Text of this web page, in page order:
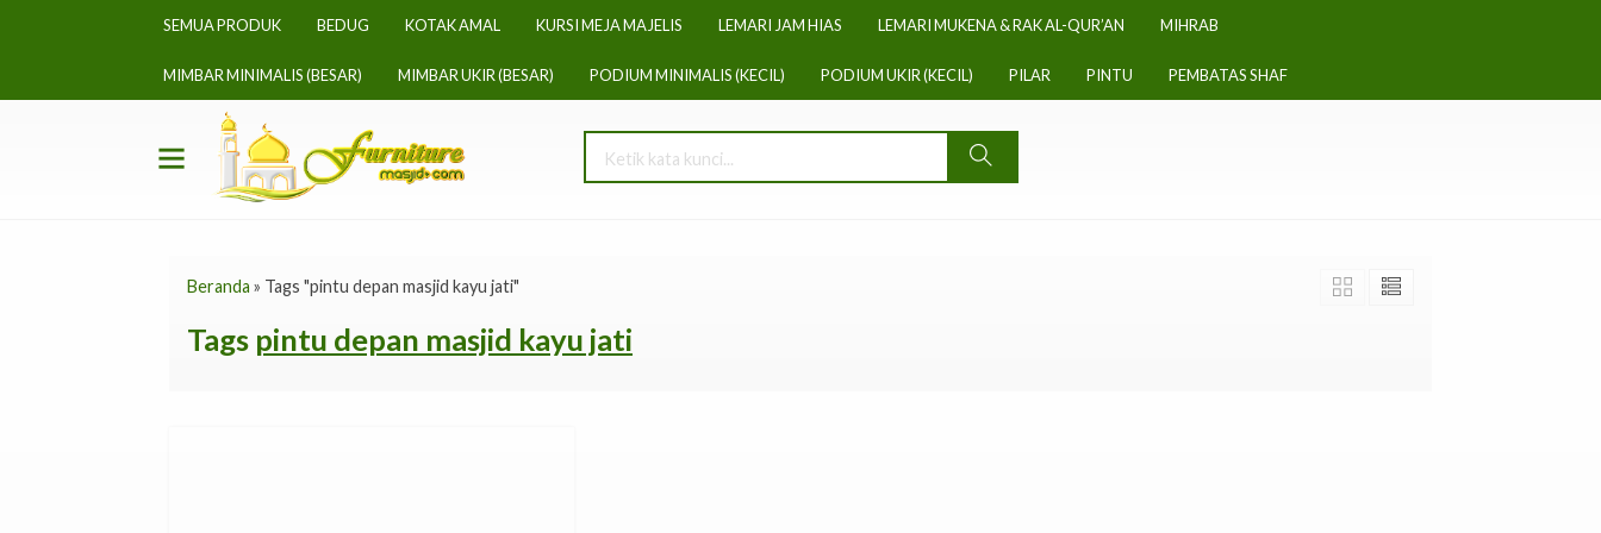
SEMUA PRODUK BEDUG KOTAK AMAL KURSI MEJA MAJELIS LEMARI JAM HIAS LEMARI MUKENA & RAK AL-QUR’AN MIHRAB
MIMBAR MINIMALIS (BESAR) MIMBAR UKIR (BESAR) PODIUM MINIMALIS (KECIL) PODIUM UKIR (KECIL) PILAR PINTU PEMBATAS SHAF
Beranda » Tags "pintu depan masjid kayu jati"
Tags pintu depan masjid kayu jati